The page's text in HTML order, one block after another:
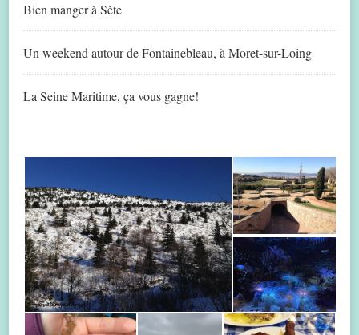
Bien manger à Sète
Un weekend autour de Fontainebleau, à Moret-sur-Loing
La Seine Maritime, ça vous gagne!